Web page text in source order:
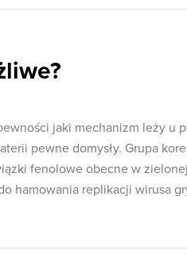
jaki mechanizm leży u
pewne domysły. Grupa
fenolowe obecne w
hamowania replikacji wirusa